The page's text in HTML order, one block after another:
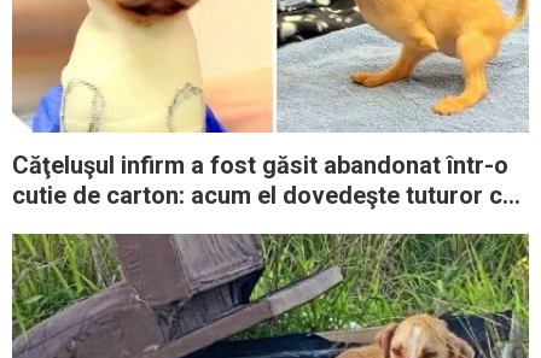
Căţeluşul infirm a fost găsit abandonat într-o
cutie de carton: acum el dovedeşte tuturor că